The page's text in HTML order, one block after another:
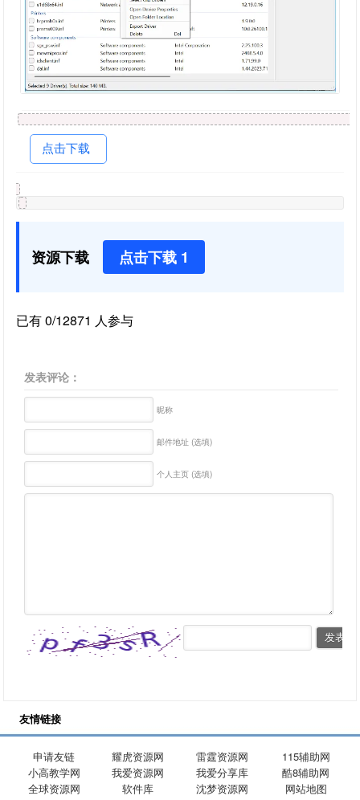
点击下载
资源下载 点击下载 1
已有 0/12871 人参与
发表评论：
昵称
邮件地址 (选填)
个人主页 (选填)
友情链接
申请友链 耀虎资源网 雷霆资源网
115辅助网
小高教学网
我爱资源网 我爱分享库
酷8辅助网
全球资源网
软件库 沈梦资源网
网站地图